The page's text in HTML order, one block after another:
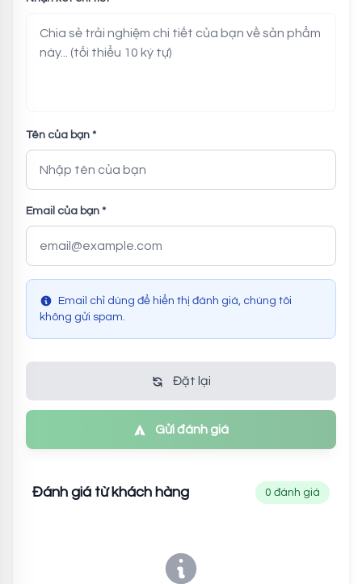
Tên của bạn *
Email của bạn *
Email chỉ dùng để hiển thị đánh giá, chúng tôi
không gửi spam.
Đặt lại
Gửi đánh giá
Đánh giá từ khách hàng 0 đánh giá